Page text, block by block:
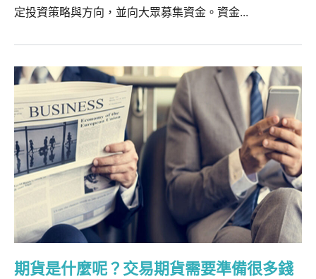
定投資策略與方向，並向大眾募集資金。資金...
期貨是什麼呢？交易期貨需要準備很多錢